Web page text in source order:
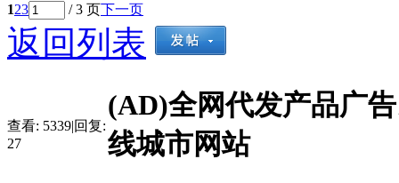
123 / 3 页下一页
返回列表
查看: 5339|回复:
27
(AD)全网代发产品广
线城市网站